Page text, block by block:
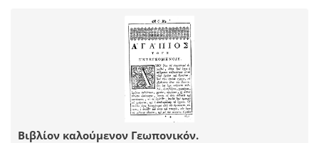
Βιβλίον καλούμενον Γεωπονικόν.